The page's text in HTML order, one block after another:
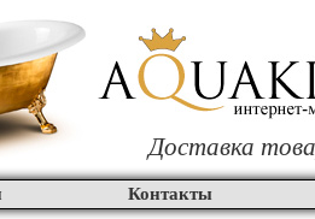
Доставка
Контакты